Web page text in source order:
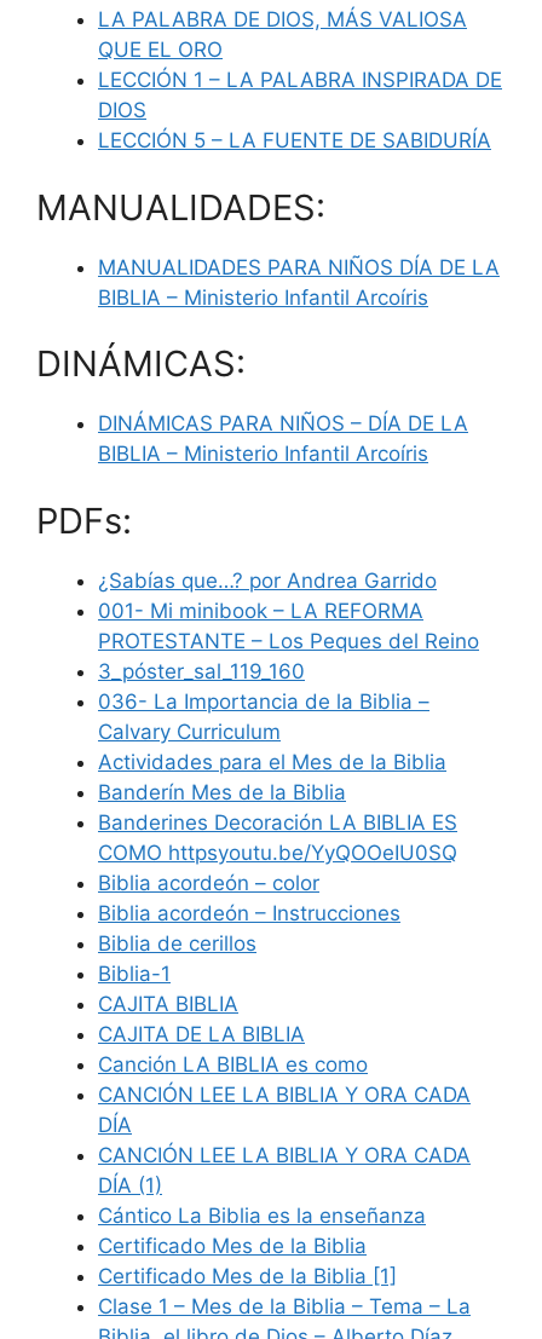
LA PALABRA DE DIOS, MÁS VALIOSA
QUE EL ORO
LECCIÓN 1 – LA PALABRA INSPIRADA DE
DIOS
LECCIÓN 5 – LA FUENTE DE SABIDURÍA
MANUALIDADES:
MANUALIDADES PARA NIÑOS DÍA DE LA
BIBLIA – Ministerio Infantil Arcoíris
DINÁMICAS:
DINÁMICAS PARA NIÑOS – DÍA DE LA
BIBLIA – Ministerio Infantil Arcoíris
PDFs:
¿Sabías que…? por Andrea Garrido
001- Mi minibook – LA REFORMA
PROTESTANTE – Los Peques del Reino
3_póster_sal_119_160
036- La Importancia de la Biblia –
Calvary Curriculum
Actividades para el Mes de la Biblia
Banderín Mes de la Biblia
Banderines Decoración LA BIBLIA ES
COMO httpsyoutu.be/YyQOOeIU0SQ
Biblia acordeón – color
Biblia acordeón – Instrucciones
Biblia de cerillos
Biblia-1
CAJITA BIBLIA
CAJITA DE LA BIBLIA
Canción LA BIBLIA es como
CANCIÓN LEE LA BIBLIA Y ORA CADA
DÍA
CANCIÓN LEE LA BIBLIA Y ORA CADA
DÍA (1)
Cántico La Biblia es la enseñanza
Certificado Mes de la Biblia
Certificado Mes de la Biblia [1]
Clase 1 – Mes de la Biblia – Tema – La